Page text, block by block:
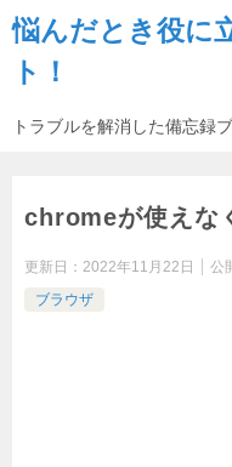
悩んだとき役に
ト！
トラブルを解消した備忘録ブ
chromeが使えな
更新日： 2022年11月22日 公
ブラウザ